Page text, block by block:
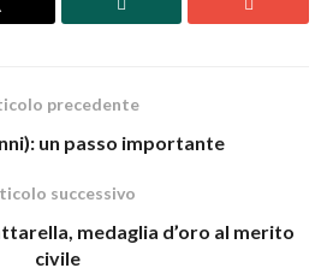
precedente
un passo importante
successivo
medaglia d’oro al merito
civile